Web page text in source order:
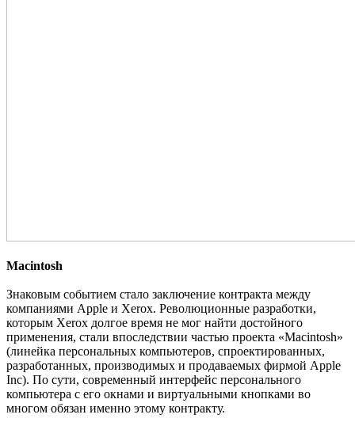
Macintosh
Знаковым событием стало заключение контракта между
компаниями Apple и Xerox. Революционные разработки,
которым Xerox долгое время не мог найти достойного
применения, стали впоследствии частью проекта «Macintosh»
(линейка персональных компьютеров, спроектированных,
разработанных, производимых и продаваемых фирмой Apple
Inc). По сути, современный интерфейс персонального
компьютера с его окнами и виртуальными кнопками во
многом обязан именно этому контракту.